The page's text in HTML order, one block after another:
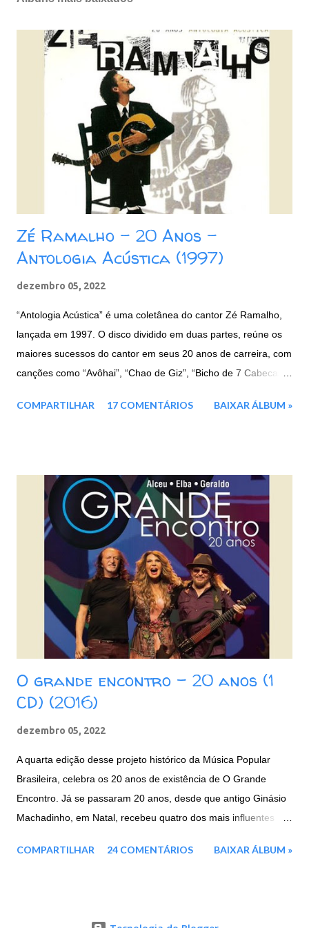
Zé Ramalho - 20 Anos -
Antologia Acústica (1997)
dezembro 05, 2022
“Antologia Acústica” é uma coletânea do cantor Zé Ramalho,
lançada em 1997. O disco dividido em duas partes, reúne os
maiores sucessos do cantor em seus 20 anos de carreira, com
canções como “Avôhai”, “Chao de Giz”, “Bicho de 7 Cabecas”,
Beira Mar 04. Vila do Sossego 05. Canção Agalopada 06. A
Galope Rasante 06. Bicho de Sete Cabeças 07. Mulher Nova,
Bonita e Carinhosa, Faz o Homem Gemer Sem Sentir Dor 08.
Pepitas de Fogo 09. Jardim das Acácias II 10. Batendo na
Porta do Céu [Knockin' on Heaven's Door] Baixar: 165 MB -
ZiP - MP3 - 320 Kbps Google Drive - Box - MEGA
COMPARTILHAR 17 COMENTÁRIOS BAIXAR ÁLBUM »
O grande encontro - 20 anos (1
CD) (2016)
dezembro 05, 2022
A quarta edição desse projeto histórico da Música Popular
Brasileira, celebra os 20 anos de existência de O Grande
Encontro. Já se passaram 20 anos, desde que antigo Ginásio
Machadinho, em Natal, recebeu quatro dos mais influentes
cultura nordestina. Agora em 2016, três deles voltam a se unir
COMPARTILHAR 24 COMENTÁRIOS BAIXAR ÁLBUM »